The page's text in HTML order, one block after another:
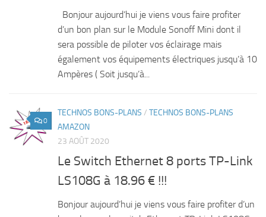
Bonjour aujourd’hui je viens vous faire profiter
d’un bon plan sur le Module Sonoff Mini dont il
sera possible de piloter vos éclairage mais
également vos équipements électriques jusqu’à 10
Ampères ( Soit jusqu’à...
0
TECHNOS BONS-PLANS / TECHNOS BONS-PLANS
AMAZON
23 AOÛT 2020
Le Switch Ethernet 8 ports TP-Link
LS108G à 18.96 € !!!
Bonjour aujourd’hui je viens vous faire profiter d’un